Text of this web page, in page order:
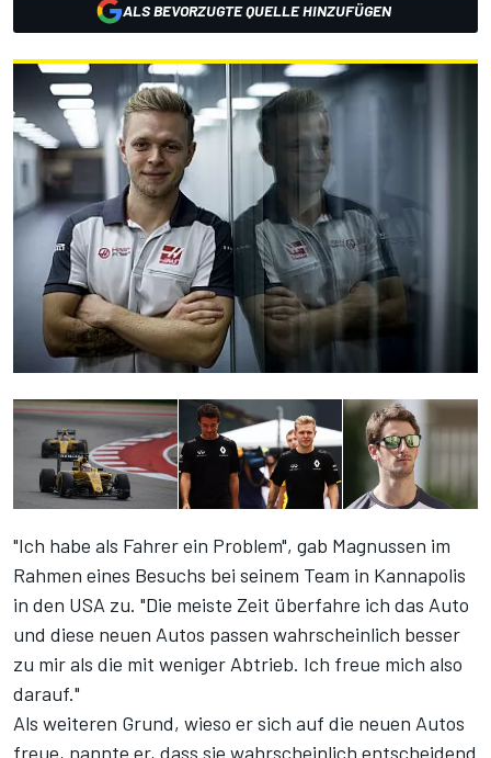
ALS BEVORZUGTE QUELLE HINZUFÜGEN
"Ich habe als Fahrer ein Problem", gab Magnussen im
Rahmen eines Besuchs bei seinem Team in Kannapolis
in den USA zu. "Die meiste Zeit überfahre ich das Auto
und diese neuen Autos passen wahrscheinlich besser
zu mir als die mit weniger Abtrieb. Ich freue mich also
darauf."
Als weiteren Grund, wieso er sich auf die neuen Autos
freue, nannte er, dass sie wahrscheinlich entscheidend